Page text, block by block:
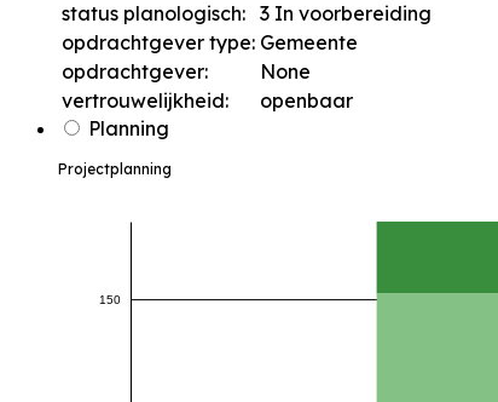
status planologisch: 3 In voorbereiding
opdrachtgever type: Gemeente
opdrachtgever:
None
vertrouwelijkheid:
openbaar
Planning
Projectplanning
150